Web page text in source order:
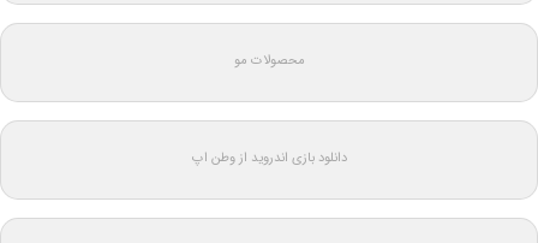
محصولات مو
دانلود بازی اندروید از وطن اپ